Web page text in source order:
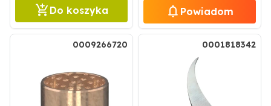
Do koszyka
Powiadom
0009266720 0001818342